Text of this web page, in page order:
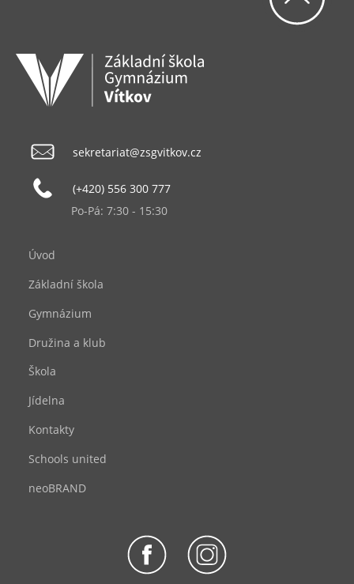
sekretariat@zsgvitkov.cz
(+420) 556 300 777
Po-Pá: 7:30 - 15:30
Úvod
Základní škola
Gymnázium
Družina a klub
Škola
Jídelna
Kontakty
Schools united
neoBRAND